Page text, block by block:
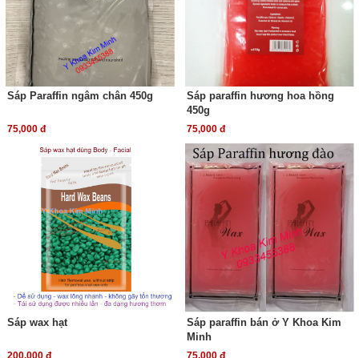
Sáp Paraffin ngâm chân 450g
75,000 đ
Sáp paraffin hương hoa hồng
450g
75,000 đ
Sáp wax hạt
Sáp paraffin bán ở Y Khoa Kim
Minh